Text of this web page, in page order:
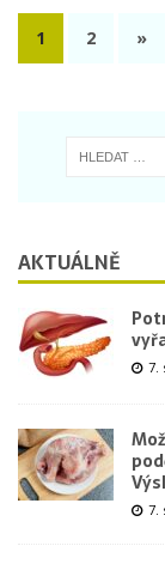
1 2 »
AKTUÁLNĚ
7.
7.